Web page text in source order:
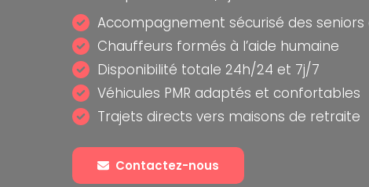
Accompagnement sécurisé des seniors
Chauffeurs formés à l’aide humaine
Disponibilité totale 24h/24 et 7j/7
Véhicules PMR adaptés et confortables
Trajets directs vers maisons de retraite
Contactez-nous